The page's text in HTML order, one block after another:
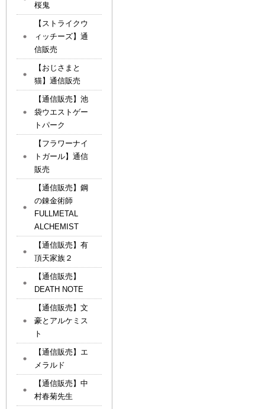
桜鬼
【ストライクウ
ィッチーズ】通
信販売
【おじさまと
猫】通信販売
【通信販売】池
袋ウエストゲー
トパーク
【フラワーナイ
トガール】通信
販売
【通信販売】鋼
の錬金術師
FULLMETAL
ALCHEMIST
【通信販売】有
頂天家族２
【通信販売】
DEATH NOTE
【通信販売】文
豪とアルケミス
ト
【通信販売】エ
メラルド
【通信販売】中
村春菊先生